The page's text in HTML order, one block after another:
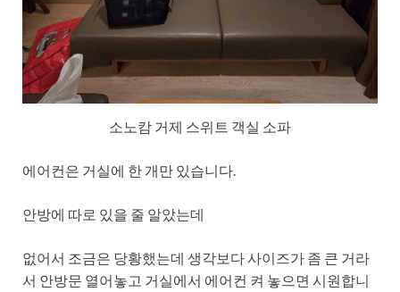
소노캄 거제 스위트 객실 소파
에어컨은 거실에 한 개만 있습니다.
안방에 따로 있을 줄 알았는데
없어서 조금은 당황했는데 생각보다 사이즈가 좀 큰 거라
서 안방문 열어놓고 거실에서 에어컨 켜 놓으면 시원합니